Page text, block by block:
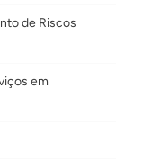
de Riscos
em